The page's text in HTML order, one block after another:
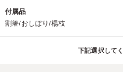
付属品
割箸/おしぼり/楊枝
下記選択して